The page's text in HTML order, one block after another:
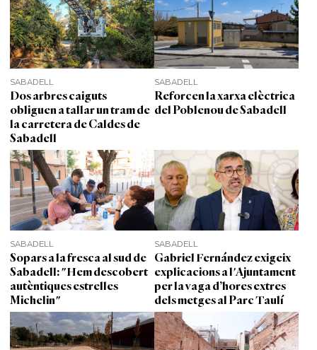
SABADELL
Dos arbres caiguts
obliguen a tallar un tram de
la carretera de Caldes de
Sabadell
SABADELL
Reforcen la xarxa elèctrica
del Poblenou de Sabadell
SABADELL
Sopars a la fresca al sud de
Sabadell: "Hem descobert
autèntiques estrelles
Michelin"
SABADELL
Gabriel Fernández exigeix
explicacions a l'Ajuntament
per la vaga d’hores extres
dels metges al Parc Taulí